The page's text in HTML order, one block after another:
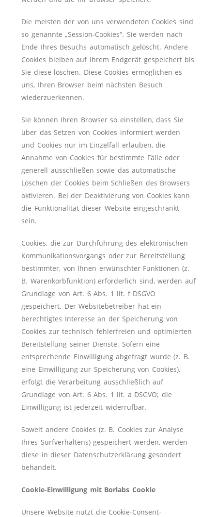
Die meisten der von uns verwendeten Cookies sind
so genannte „Session-Cookies“. Sie werden nach
Ende Ihres Besuchs automatisch gelöscht. Andere
Cookies bleiben auf Ihrem Endgerät gespeichert bis
Sie diese löschen. Diese Cookies ermöglichen es
uns, Ihren Browser beim nächsten Besuch
wiederzuerkennen.
Sie können Ihren Browser so einstellen, dass Sie
über das Setzen von Cookies informiert werden
und Cookies nur im Einzelfall erlauben, die
Annahme von Cookies für bestimmte Fälle oder
generell ausschließen sowie das automatische
Löschen der Cookies beim Schließen des Browsers
aktivieren. Bei der Deaktivierung von Cookies kann
die Funktionalität dieser Website eingeschränkt
sein.
Cookies, die zur Durchführung des elektronischen
Kommunikationsvorgangs oder zur Bereitstellung
bestimmter, von Ihnen erwünschter Funktionen (z.
B. Warenkorbfunktion) erforderlich sind, werden auf
Grundlage von Art. 6 Abs. 1 lit. f DSGVO
gespeichert. Der Websitebetreiber hat ein
berechtigtes Interesse an der Speicherung von
Cookies zur technisch fehlerfreien und optimierten
Bereitstellung seiner Dienste. Sofern eine
entsprechende Einwilligung abgefragt wurde (z. B.
eine Einwilligung zur Speicherung von Cookies),
erfolgt die Verarbeitung ausschließlich auf
Grundlage von Art. 6 Abs. 1 lit. a DSGVO; die
Einwilligung ist jederzeit widerrufbar.
Soweit andere Cookies (z. B. Cookies zur Analyse
Ihres Surfverhaltens) gespeichert werden, werden
diese in dieser Datenschutzerklärung gesondert
behandelt.
Cookie-Einwilligung mit Borlabs Cookie
Unsere Website nutzt die Cookie-Consent-